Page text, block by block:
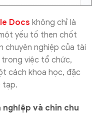
Docs không chỉ là
yếu tố then chốt
chuyên nghiệp của tài
việc tổ chức,
cách khoa học, đặc
tạp.
và chỉn chu